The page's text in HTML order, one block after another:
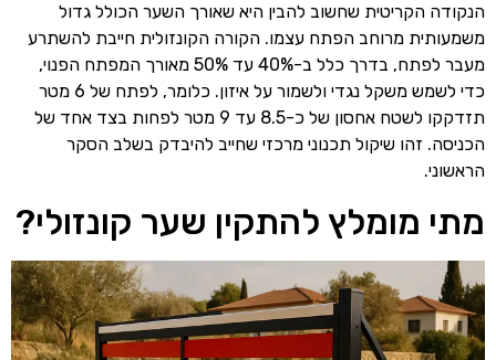
הנקודה הקריטית שחשוב להבין היא שאורך השער הכולל גדול
משמעותית מרוחב הפתח עצמו. הקורה הקונזולית חייבת להשתרע
מעבר לפתח, בדרך כלל ב-40% עד 50% מאורך המפתח הפנוי,
כדי לשמש משקל נגדי ולשמור על איזון. כלומר, לפתח של 6 מטר
תזדקקו לשטח אחסון של כ-8.5 עד 9 מטר לפחות בצד אחד של
הכניסה. זהו שיקול תכנוני מרכזי שחייב להיבדק בשלב הסקר
הראשוני.
מתי מומלץ להתקין שער קונזולי?